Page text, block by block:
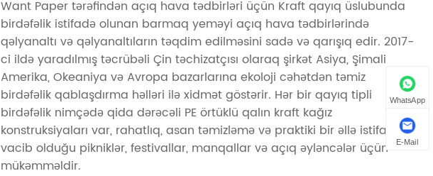
Want Paper tərəfindən açıq hava tədbirləri üçün Kraft qayıq üslubunda
birdəfəlik istifadə olunan barmaq yeməyi açıq hava tədbirlərində
qəlyanaltı və qəlyanaltıların təqdim edilməsini sadə və qarışıq edir. 2017-
ci ildə yaradılmış təcrübəli Çin təchizatçısı olaraq şirkət Asiya, Şimali
Amerika, Okeaniya və Avropa bazarlarına ekoloji cəhətdən təmiz
birdəfəlik qablaşdırma həlləri ilə xidmət göstərir. Hər bir qayıq tipli
birdəfəlik nimçədə qida dərəcəli PE örtüklü qalın kraft kağız
konstruksiyaları var, rahatlıq, asan təmizləmə və praktiki bir əllə istifadənin
vacib olduğu pikniklər, festivallar, manqallar və açıq əyləncələr üçün
mükəmməldir.
WhatsApp
E-Mail